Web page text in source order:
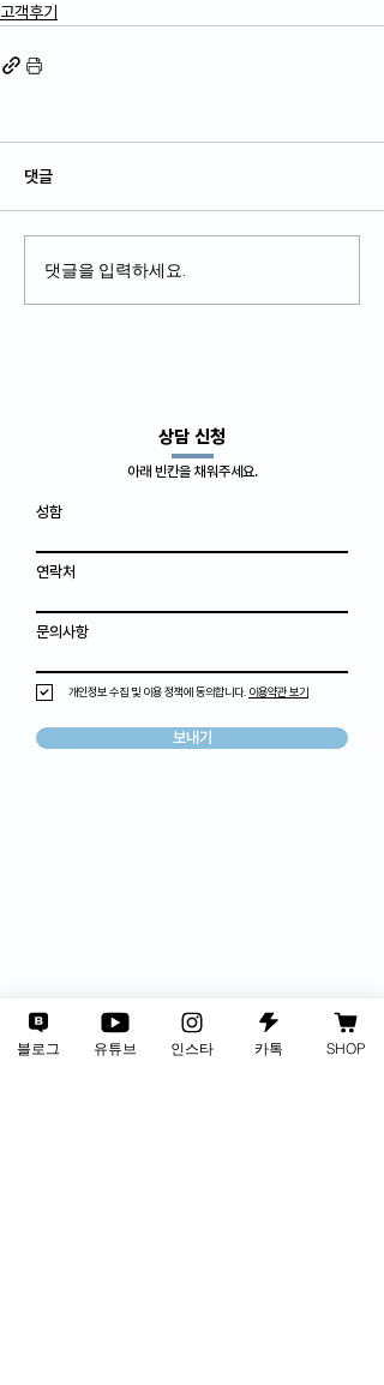
고객후기
댓글
댓글을 입력하세요.
​상담 신청
아래 빈칸을 채워주세요.
성함
연락처
문의사항
개인정보 수집 및 이용 정책에 동의합니다. 이용약관 보기
보내기
블로그 유튜브 인스타 카톡 SHOP